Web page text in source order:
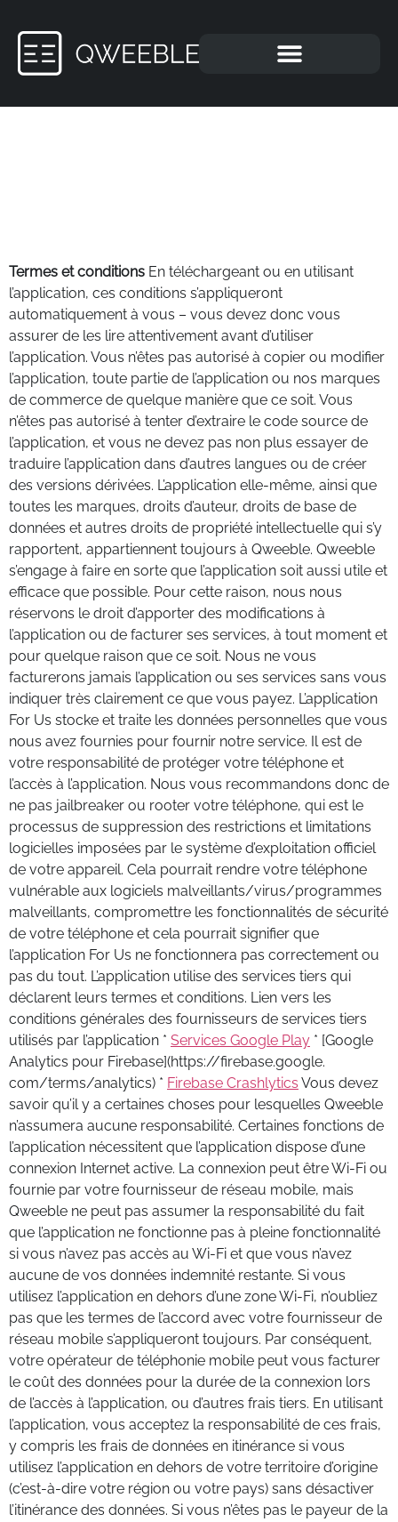
Termes et conditions En téléchargeant ou en utilisant
l’application, ces conditions s’appliqueront
automatiquement à vous – vous devez donc vous
assurer de les lire attentivement avant d’utiliser
l’application. Vous n’êtes pas autorisé à copier ou modifier
l’application, toute partie de l’application ou nos marques
de commerce de quelque manière que ce soit. Vous
n’êtes pas autorisé à tenter d’extraire le code source de
l’application, et vous ne devez pas non plus essayer de
traduire l’application dans d’autres langues ou de créer
des versions dérivées. L’application elle-même, ainsi que
toutes les marques, droits d’auteur, droits de base de
données et autres droits de propriété intellectuelle qui s’y
rapportent, appartiennent toujours à Qweeble. Qweeble
s’engage à faire en sorte que l’application soit aussi utile et
efficace que possible. Pour cette raison, nous nous
réservons le droit d’apporter des modifications à
l’application ou de facturer ses services, à tout moment et
pour quelque raison que ce soit. Nous ne vous
facturerons jamais l’application ou ses services sans vous
indiquer très clairement ce que vous payez. L’application
For Us stocke et traite les données personnelles que vous
nous avez fournies pour fournir notre service. Il est de
votre responsabilité de protéger votre téléphone et
l’accès à l’application. Nous vous recommandons donc de
ne pas jailbreaker ou rooter votre téléphone, qui est le
processus de suppression des restrictions et limitations
logicielles imposées par le système d’exploitation officiel
de votre appareil. Cela pourrait rendre votre téléphone
vulnérable aux logiciels malveillants/virus/programmes
malveillants, compromettre les fonctionnalités de sécurité
de votre téléphone et cela pourrait signifier que
l’application For Us ne fonctionnera pas correctement ou
pas du tout. L’application utilise des services tiers qui
déclarent leurs termes et conditions. Lien vers les
conditions générales des fournisseurs de services tiers
utilisés par l’application * Services Google Play * [Google
Analytics pour Firebase](https://firebase.google.
com/terms/analytics) * Firebase Crashlytics Vous devez
savoir qu’il y a certaines choses pour lesquelles Qweeble
n’assumera aucune responsabilité. Certaines fonctions de
l’application nécessitent que l’application dispose d’une
connexion Internet active. La connexion peut être Wi-Fi ou
fournie par votre fournisseur de réseau mobile, mais
Qweeble ne peut pas assumer la responsabilité du fait
que l’application ne fonctionne pas à pleine fonctionnalité
si vous n’avez pas accès au Wi-Fi et que vous n’avez
aucune de vos données indemnité restante. Si vous
utilisez l’application en dehors d’une zone Wi-Fi, n’oubliez
pas que les termes de l’accord avec votre fournisseur de
réseau mobile s’appliqueront toujours. Par conséquent,
votre opérateur de téléphonie mobile peut vous facturer
le coût des données pour la durée de la connexion lors
de l’accès à l’application, ou d’autres frais tiers. En utilisant
l’application, vous acceptez la responsabilité de ces frais,
y compris les frais de données en itinérance si vous
utilisez l’application en dehors de votre territoire d’origine
(c’est-à-dire votre région ou votre pays) sans désactiver
l’itinérance des données. Si vous n’êtes pas le payeur de la